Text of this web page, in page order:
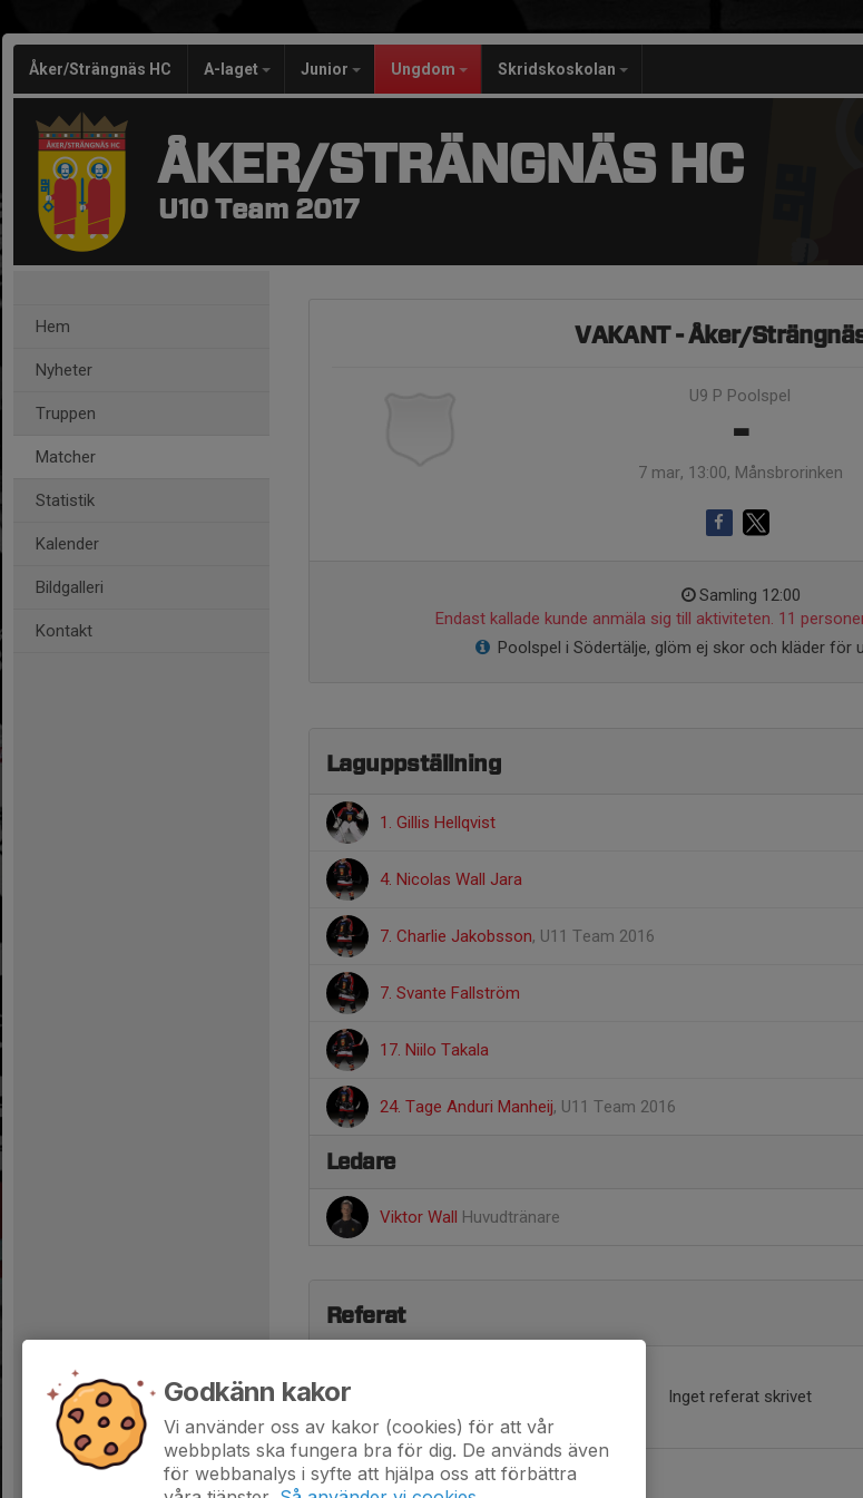
Åker/Strängnäs HC A-laget Junior Ungdom Skridskoskolan
ÅKER/STRÄNGNÄS HC
U10 Team 2017
Hem
Nyheter
Truppen
Matcher
Statistik
Kalender
Bildgalleri
Kontakt
VAKANT - Åker/
U9 P Poolspel
-
7 mar, 13:00, Månsbrorinken
Samling 12:00
Endast kallade kunde anmäla sig till aktiviteten. 11
Poolspel i Södertälje, glöm ej skor och kläder för
Laguppställning
1. Gillis Hellqvist
4. Nicolas Wall Jara
7. Charlie Jakobsson, U11 Team 2016
7. Svante Fallström
17. Niilo Takala
24. Tage Anduri Manheij, U11 Team 2016
Ledare
Viktor Wall Huvudtränare
Referat
Inget referat skrivet
Godkänn kakor
Vi använder oss av kakor (cookies) för att vår
webbplats ska fungera bra för dig. De används även
för webbanalys i syfte att hjälpa oss att förbättra